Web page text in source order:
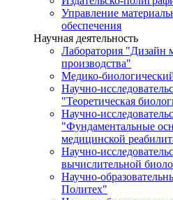
Управление
обеспечения
Научная деятельность
Лаборатория "Дизайн
производства"
Медико-
Научно-
"Теоретическая
Научно-
"Фундаментальные
медицинской
Научно-
вычислительной
Научно-
Политех"